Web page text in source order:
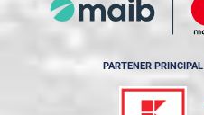
PARTENER PRINCIPAL